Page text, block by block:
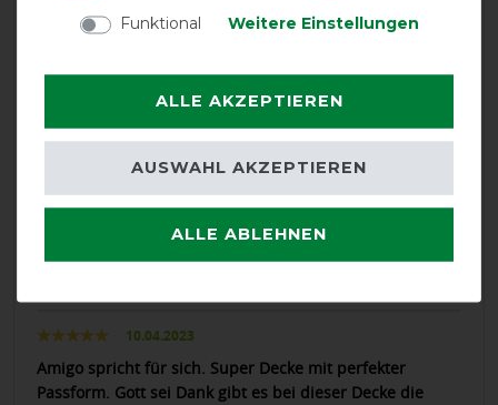
07.12.2023
dicht und hat einen guten Schnitt, der selbst meinem
23.10.2023
Top!
10.04.2023
Amigo spricht für sich. Super Decke mit perfekter
Passform. Gott sei Dank gibt es bei dieser Decke die
Funktional
Weitere Einstellungen
ALLE AKZEPTIEREN
ALLE ABLEHNEN
AUSWAHL AKZEPTIEREN